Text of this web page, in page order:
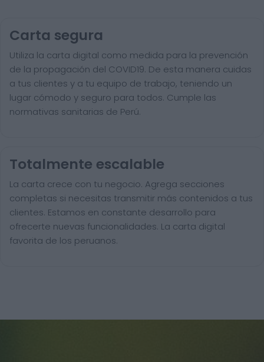
Carta segura
Utiliza la carta digital como medida para la prevención
de la propagación del COVID19. De esta manera cuidas
a tus clientes y a tu equipo de trabajo, teniendo un
lugar cómodo y seguro para todos. Cumple las
normativas sanitarias de Perú.
Totalmente escalable
La carta crece con tu negocio. Agrega secciones
completas si necesitas transmitir más contenidos a tus
clientes. Estamos en constante desarrollo para
ofrecerte nuevas funcionalidades. La carta digital
favorita de los peruanos.